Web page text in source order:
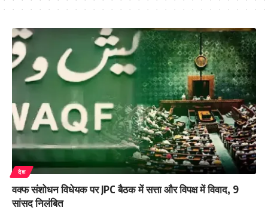
देश
वक्फ संशोधन विधेयक पर JPC बैठक में सत्ता और विपक्ष में विवाद, 9
सांसद निलंबित